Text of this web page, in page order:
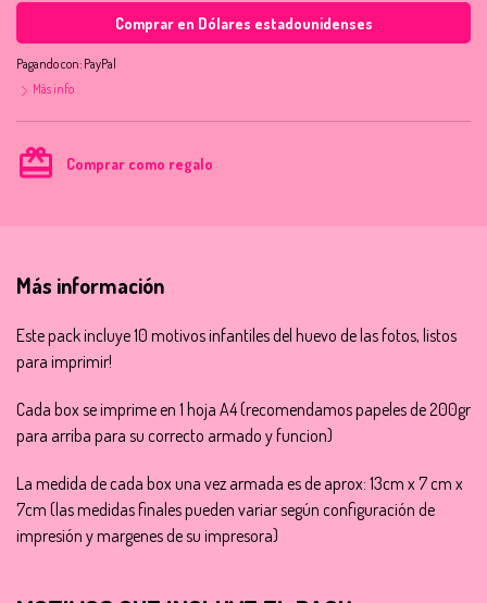
Comprar en Dólares estadounidenses
Pagando con: PayPal
Más info
card_giftcard Comprar como regalo
Más información
Este pack incluye 10 motivos infantiles del huevo de las fotos, listos
para imprimir!
Cada box se imprime en 1 hoja A4 (recomendamos papeles de 200gr
para arriba para su correcto armado y funcion)
La medida de cada box una vez armada es de aprox: 13cm x 7 cm x
7cm (las medidas finales pueden variar según configuración de
impresión y margenes de su impresora)